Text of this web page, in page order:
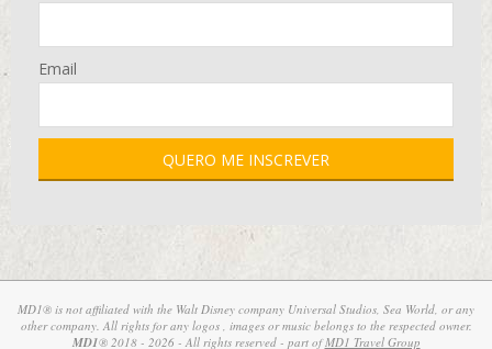
Email
MD1® is not affiliated with the Walt Disney company Universal Studios, Sea World, or any
other company. All rights for any logos , images or music belongs to the respected owner.
MD1® 2018 - 2026 - All rights reserved - part ofMD1 Travel Group